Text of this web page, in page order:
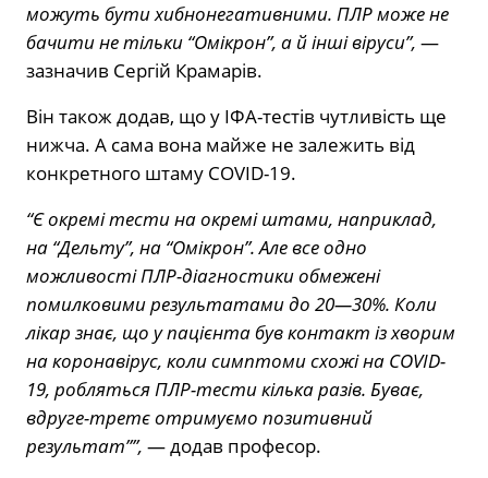
можуть бути хибнонегативними. ПЛР може не
бачити не тільки “Омікрон”, а й інші віруси”, —
зазначив Сергій Крамарів.
Він також додав, що у ІФА-тестів чутливість ще
нижча. А сама вона майже не залежить від
конкретного штаму COVID-19.
“Є окремі тести на окремі штами, наприклад,
на “Дельту”, на “Омікрон”. Але все одно
можливості ПЛР-діагностики обмежені
помилковими результатами до 20—30%. Коли
лікар знає, що у пацієнта був контакт із хворим
на коронавірус, коли симптоми схожі на COVID-
19, робляться ПЛР-тести кілька разів. Буває,
вдруге-третє отримуємо позитивний
результат””, — додав професор.